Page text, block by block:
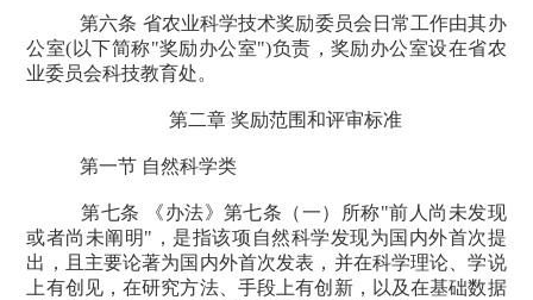
第六条 省农业科学技术奖励委员会日常工作由其办
公室( 以下简称"奖励办公室")负责，奖励办公室设在省农
业委员会科技教育处。
第二章 奖励范围和评审标准
第一节 自然科学类
第七条 《办法》第七条（一）所称"前人尚未发现
或者尚未阐明" ，是指该项自然科学发现为国内外首次提
出，且主要论著为国内外首次发表，并在科学理论、学说
上有创见，在研究方法、手段上有创新，以及在基础数据